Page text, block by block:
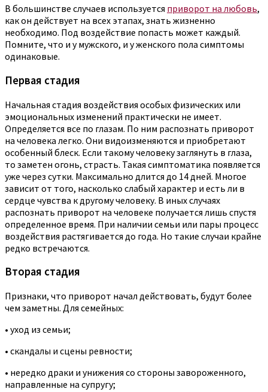
В большинстве случаев используется приворот на любовь,
как он действует на всех этапах, знать жизненно
необходимо. Под воздействие попасть может каждый.
Помните, что и у мужского, и у женского пола симптомы
одинаковые.
Первая стадия
Начальная стадия воздействия особых физических или
эмоциональных изменений практически не имеет.
Определяется все по глазам. По ним распознать приворот
на человека легко. Они видоизменяются и приобретают
особенный блеск. Если такому человеку заглянуть в глаза,
то заметен огонь, страсть. Такая симптоматика появляется
уже через сутки. Максимально длится до 14 дней. Многое
зависит от того, насколько слабый характер и есть ли в
сердце чувства к другому человеку. В иных случаях
распознать приворот на человеке получается лишь спустя
определенное время. При наличии семьи или пары процесс
воздействия растягивается до года. Но такие случаи крайне
редко встречаются.
Вторая стадия
Признаки, что приворот начал действовать, будут более
чем заметны. Для семейных:
• уход из семьи;
• скандалы и сцены ревности;
• нередко драки и унижения со стороны завороженного,
направленные на супругу;